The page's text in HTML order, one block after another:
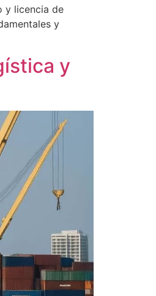
y licencia de
y
y